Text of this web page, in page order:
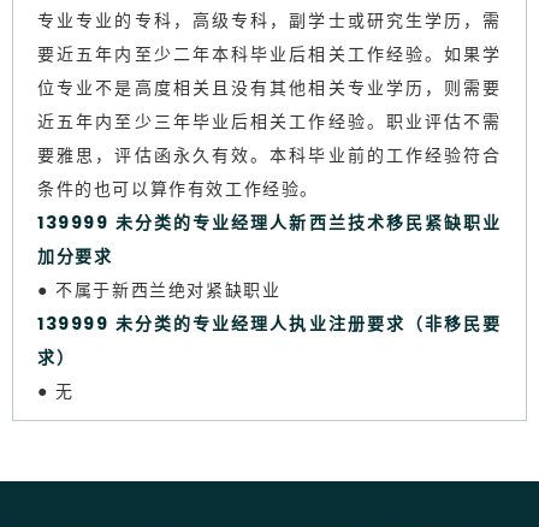
专业专业的专科，高级专科，副学士或研究生学历，需
要近五年内至少二年本科毕业后相关工作经验。如果学
位专业不是高度相关且没有其他相关专业学历，则需要
近五年内至少三年毕业后相关工作经验。职业评估不需
要雅思，评估函永久有效。本科毕业前的工作经验符合
条件的也可以算作有效工作经验。
139999 未分类的专业经理人新西兰技术移民紧缺职业
加分要求
● 不属于新西兰绝对紧缺职业
139999 未分类的专业经理人执业注册要求（非移民要
求）
● 无